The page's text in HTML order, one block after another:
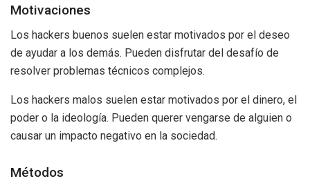
Motivaciones
Los hackers buenos suelen estar motivados por el deseo
de ayudar a los demás. Pueden disfrutar del desafío de
resolver problemas técnicos complejos.
Los hackers malos suelen estar motivados por el dinero, el
poder o la ideología. Pueden querer vengarse de alguien o
causar un impacto negativo en la sociedad.
Métodos